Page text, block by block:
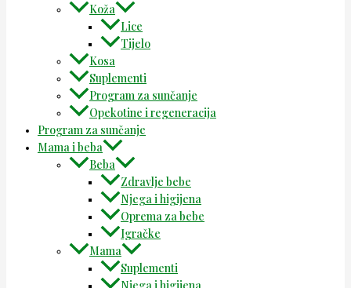
Koža
Lice
Tijelo
Kosa
Suplementi
Program za sunčanje
Opekotine i regeneracija
Program za sunčanje
Mama i beba
Beba
Zdravlje bebe
Njega i higijena
Oprema za bebe
Igračke
Mama
Suplementi